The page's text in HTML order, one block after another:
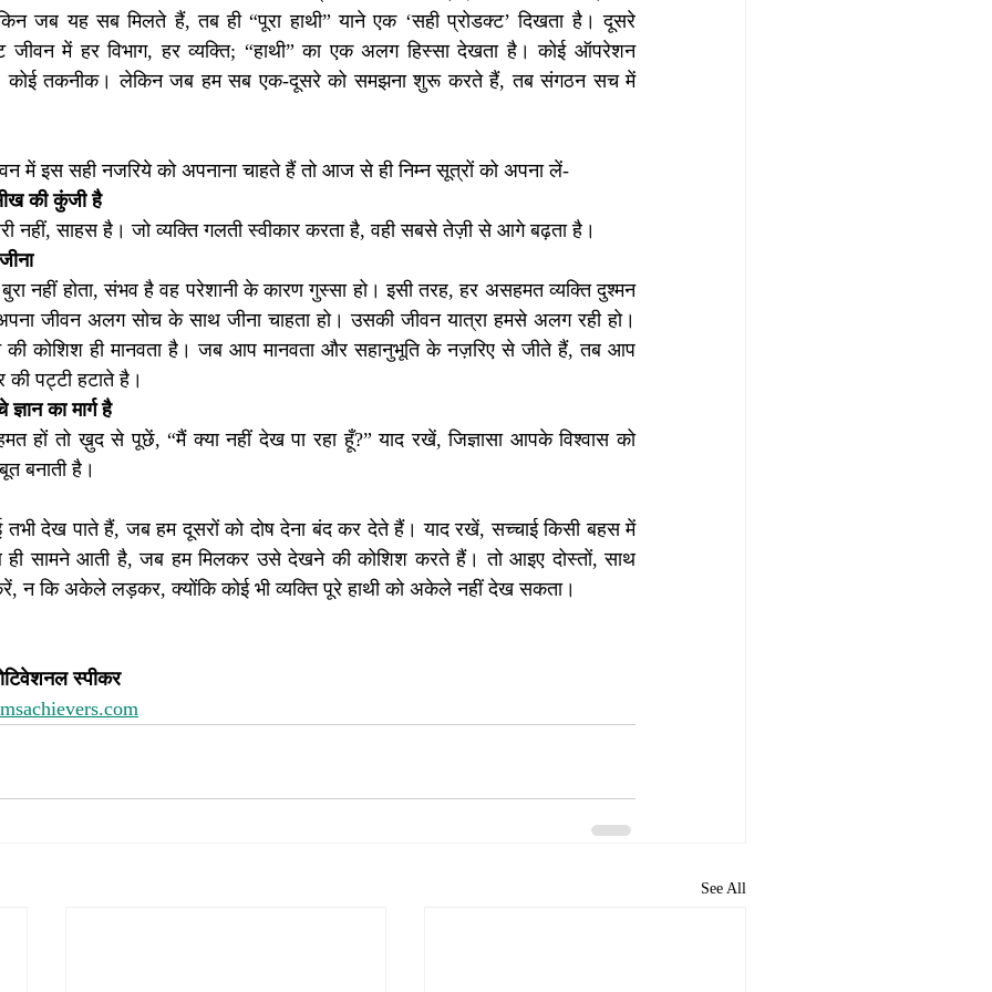
जब यह सब मिलते हैं, तब ही “पूरा हाथी” याने एक ‘सही प्रोडक्ट’ दिखता है। दूसरे
जीवन में हर विभाग, हर व्यक्ति; “हाथी” का एक अलग हिस्सा देखता है। कोई ऑपरेशन
कोई तकनीक। लेकिन जब हम सब एक-दूसरे को समझना शुरू करते हैं, तब संगठन सच में
में इस सही नजरिये को अपनाना चाहते हैं तो आज से ही निम्न सूत्रों को अपना लें-
की कुंजी है
नहीं, साहस है। जो व्यक्ति गलती स्वीकार करता है, वही सबसे तेज़ी से आगे बढ़ता है।
नहीं होता, संभव है वह परेशानी के कारण गुस्सा हो। इसी तरह, हर असहमत व्यक्ति दुश्मन
जीवन अलग सोच के साथ जीना चाहता हो। उसकी जीवन यात्रा हमसे अलग रही हो।
कोशिश ही मानवता है। जब आप मानवता और सहानुभूति के नज़रिए से जीते हैं, तब आप
पट्टी हटाते है।
का मार्ग है
हों तो ख़ुद से पूछें, “मैं क्या नहीं देख पा रहा हूँ?” याद रखें, जिज्ञासा आपके विश्वास को
बनाती है।
तभी देख पाते हैं, जब हम दूसरों को दोष देना बंद कर देते हैं। याद रखें, सच्चाई किसी बहस में
ही सामने आती है, जब हम मिलकर उसे देखने की कोशिश करते हैं। तो आइए दोस्तों, साथ
न कि अकेले लड़कर, क्योंकि कोई भी व्यक्ति पूरे हाथी को अकेले नहीं देख सकता।
स्पीकर
See All